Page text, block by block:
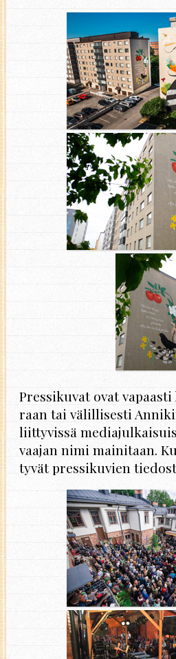
Pres­si­ku­vat ovat
raan tai vä­lil­li­ses­ti
liit­ty­vis­sä
vaa­jan nimi mai­ni­taan.
ty­vät pres­si­ku­vien